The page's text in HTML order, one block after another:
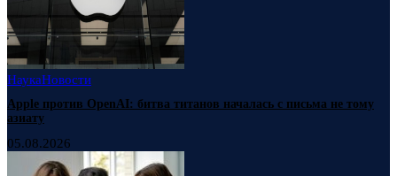
НаукаНовости
Apple против OpenAI: битва титанов началась с письма не тому
азиату
05.08.2026